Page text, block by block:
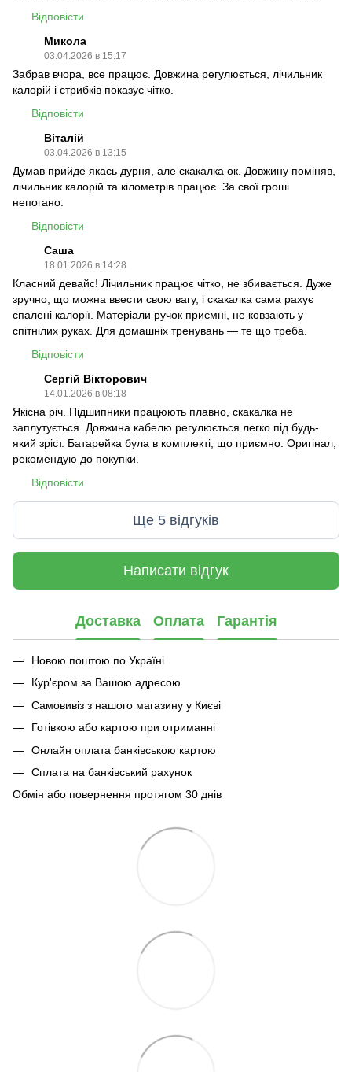
Відповісти
Микола
03.04.2026 в 15:17
Забрав вчора, все працює. Довжина регулюється, лічильник
калорій і стрибків показує чітко.
Відповісти
Віталій
03.04.2026 в 13:15
Думав прийде якась дурня, але скакалка ок. Довжину поміняв,
лічильник калорій та кілометрів працює. За свої гроші
непогано.
Відповісти
Саша
18.01.2026 в 14:28
Класний девайс! Лічильник працює чітко, не збивається. Дуже
зручно, що можна ввести свою вагу, і скакалка сама рахує
спалені калорії. Матеріали ручок приємні, не ковзають у
спітнілих руках. Для домашніх тренувань — те що треба.
Відповісти
Сергій Вікторович
14.01.2026 в 08:18
Якісна річ. Підшипники працюють плавно, скакалка не
заплутується. Довжина кабелю регулюється легко під будь-
який зріст. Батарейка була в комплекті, що приємно. Оригінал,
рекомендую до покупки.
Відповісти
Ще 5 відгуків
Написати відгук
Доставка Оплата Гарантія
Новою поштою по Україні
Кур'єром за Вашою адресою
Самовивіз з нашого магазину у Києві
Готівкою або картою при отриманні
Онлайн оплата банківською картою
Сплата на банківський рахунок
Обмін або повернення протягом 30 днів